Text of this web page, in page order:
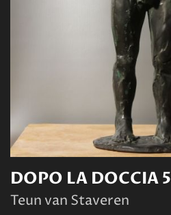
DOPO LA DOCCIA 5
Teun van Staveren